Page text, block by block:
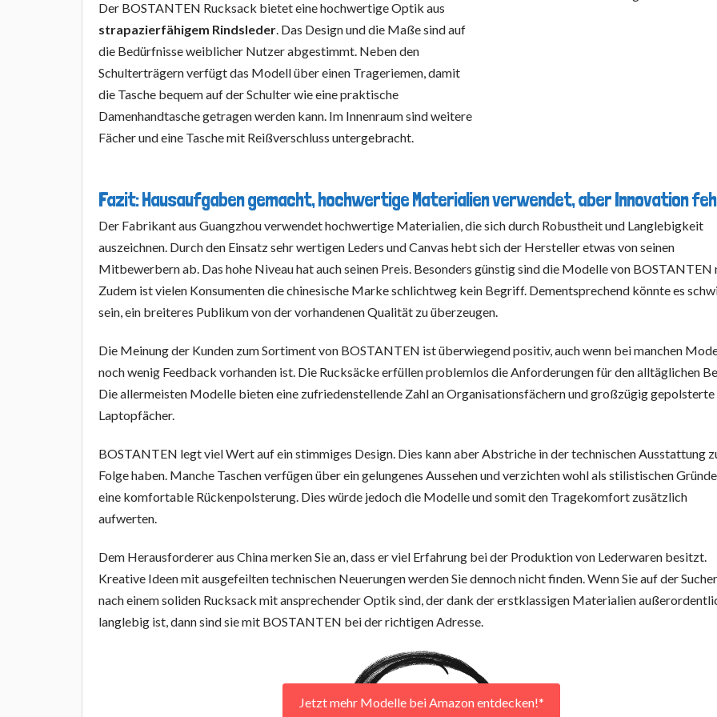
Der BOSTANTEN Rucksack bietet eine hochwertige Optik aus
strapazierfähigem Rindsleder. Das Design und die Maße sind auf
die Bedürfnisse weiblicher Nutzer abgestimmt. Neben den
Schulterträgern verfügt das Modell über einen Trageriemen, damit
die Tasche bequem auf der Schulter wie eine praktische
Damenhandtasche getragen werden kann. Im Innenraum sind weitere
Fächer und eine Tasche mit Reißverschluss untergebracht.
Fazit: Hausaufgaben gemacht, hochwertige Materialien verwendet, aber Innovation
Der Fabrikant aus Guangzhou verwendet hochwertige Materialien, die sich durch Robustheit und Langlebigkeit
auszeichnen. Durch den Einsatz sehr wertigen Leders und Canvas hebt sich der Hersteller etwas von seinen
Mitbewerbern ab. Das hohe Niveau hat auch seinen Preis. Besonders günstig sind die Modelle von BOSTANTEN
Zudem ist vielen Konsumenten die chinesische Marke schlichtweg kein Begriff. Dementsprechend könnte es
sein, ein breiteres Publikum von der vorhandenen Qualität zu überzeugen.
Die Meinung der Kunden zum Sortiment von BOSTANTEN ist überwiegend positiv, auch wenn bei manchen
noch wenig Feedback vorhanden ist. Die Rucksäcke erfüllen problemlos die Anforderungen für den alltäglichen
Die allermeisten Modelle bieten eine zufriedenstellende Zahl an Organisationsfächern und großzügig gepolsterte
Laptopfächer.
BOSTANTEN legt viel Wert auf ein stimmiges Design. Dies kann aber Abstriche in der technischen Ausstattung
Folge haben. Manche Taschen verfügen über ein gelungenes Aussehen und verzichten wohl als stilistischen
eine komfortable Rückenpolsterung. Dies würde jedoch die Modelle und somit den Tragekomfort zusätzlich
aufwerten.
Dem Herausforderer aus China merken Sie an, dass er viel Erfahrung bei der Produktion von Lederwaren besitzt.
Kreative Ideen mit ausgefeilten technischen Neuerungen werden Sie dennoch nicht finden. Wenn Sie auf der
nach einem soliden Rucksack mit ansprechender Optik sind, der dank der erstklassigen Materialien
langlebig ist, dann sind sie mit BOSTANTEN bei der richtigen Adresse.
Jetzt mehr Modelle bei Amazon entdecken!*